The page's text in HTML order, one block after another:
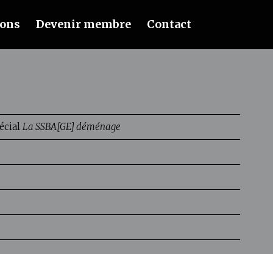
Devenir membre Contact
La SSBA[GE] déménage